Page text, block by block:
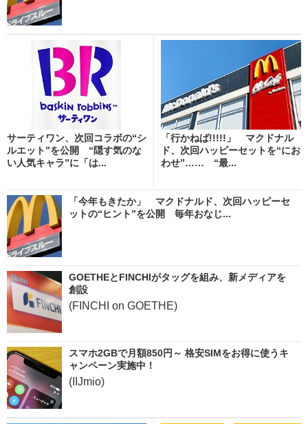
サーティワン、次回コラボの“シ
ルエット”を公開 “隠す気のな
い人気キャラ”に「は...
「行かねば!!!!!」 マクドナル
ド、次回ハッピーセットを“にお
わせ”…… “最...
「今年もきたか」 マクドナルド、次回ハッピーセ
ットの“ヒント”を公開 毎年おなじ...
GOETHEとFINCHIがタッグを組み、新メディアを
創設
(FINCHI on GOETHE)
スマホ2GBで月額850円～ 格安SIMをお得に使うキ
ャンペーン実施中！
(IIJmio)